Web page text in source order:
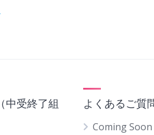
中受終了組
よくあるご質
Coming Soon